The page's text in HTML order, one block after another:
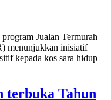
Jualan Termurah
menunjukkan inisiatif
kepada kos sara hidup
terbuka Tahun